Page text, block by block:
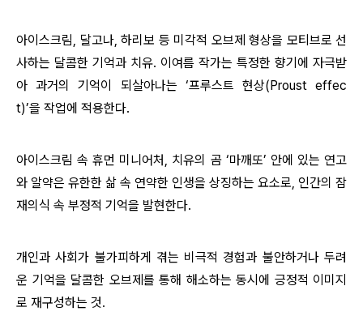
아이스크림, 달고나, 하리보 등 미각적 오브제 형상을 모티브로 선
사하는 달콤한 기억과 치유. 이여름 작가는 특정한 향기에 자극받
아 과거의 기억이 되살아나는 ‘프루스트 현상(Proust effec
t)’을 작업에 적용한다.
아이스크림 속 휴먼 미니어처, 치유의 곰 ‘마깨또’ 안에 있는 연고
와 알약은 유한한 삶 속 연약한 인생을 상징하는 요소로, 인간의 잠
재의식 속 부정적 기억을 발현한다.
개인과 사회가 불가피하게 겪는 비극적 경험과 불안하거나 두려
운 기억을 달콤한 오브제를 통해 해소하는 동시에 긍정적 이미지
로 재구성하는 것.